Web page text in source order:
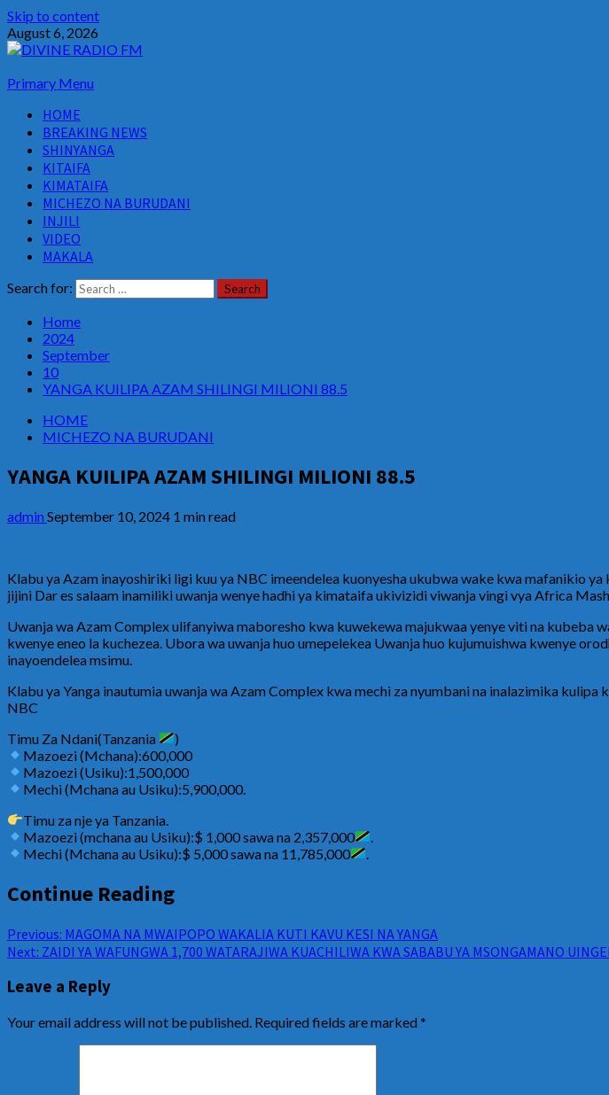
Skip to content
August 6, 2026
Primary Menu
HOME
BREAKING NEWS
SHINYANGA
KITAIFA
KIMATAIFA
MICHEZO NA BURUDANI
INJILI
VIDEO
MAKALA
Search for:
Home
2024
September
10
YANGA KUILIPA AZAM SHILINGI MILIONI 88.5
HOME
MICHEZO NA BURUDANI
YANGA KUILIPA AZAM SHILINGI MILIONI 88.5
admin September 10, 2024 1 min read
Klabu ya Azam inayoshiriki ligi kuu ya NBC imeendelea kuonyesha ukubwa wake kwa mafanikio
jijini Dar es salaam inamiliki uwanja wenye hadhi ya kimataifa ukivizidi viwanja vingi vya Africa
Uwanja wa Azam Complex ulifanyiwa maboresho kwa kuwekewa majukwaa yenye viti na kubeba
kwenye eneo la kuchezea. Ubora wa uwanja huo umepelekea Uwanja huo kujumuishwa kwenye
inayoendelea msimu.
Klabu ya Yanga inautumia uwanja wa Azam Complex kwa mechi za nyumbani na inalazimika
NBC
Timu Za Ndani(Tanzania
)
Mazoezi (Mchana):600,000
Mazoezi (Usiku):1,500,000
Mechi (Mchana au Usiku):5,900,000.
Timu za nje ya Tanzania.
Mazoezi (mchana au Usiku):$ 1,000 sawa na 2,357,000
.
Mechi (Mchana au Usiku):$ 5,000 sawa na 11,785,000
.
Continue Reading
Previous: MAGOMA NA MWAIPOPO WAKALIA KUTI KAVU KESI NA YANGA
Next: ZAIDI YA WAFUNGWA 1,700 WATARAJIWA KUACHILIWA KWA SABABU YA MSONGAMANO
Leave a Reply
Your email address will not be published. Required fields are marked*